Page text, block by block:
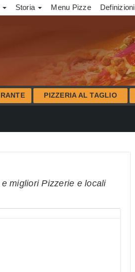
Storia Menu Pizze Definizioni
PIZZERIA AL TAGLIO
migliori Pizzerie e locali